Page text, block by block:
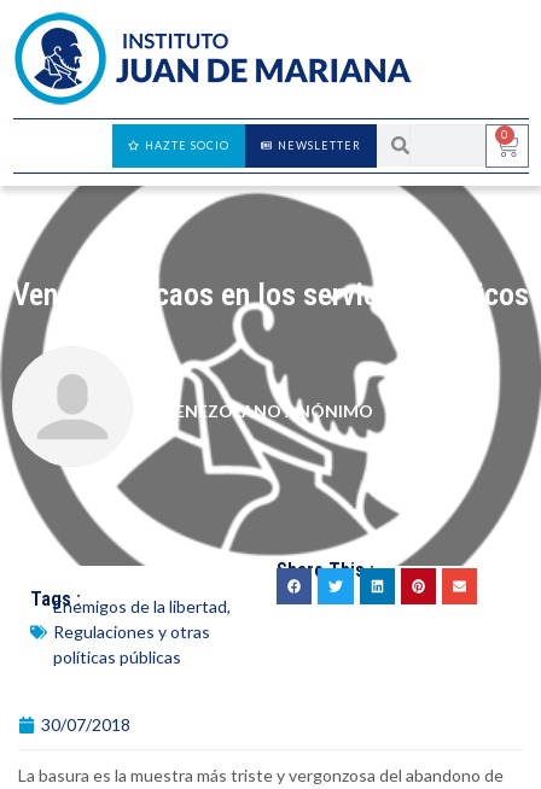
0
NEWSLETTER
HAZTE SOCIO
Venezuela: caos en los servicios públicos
VENEZOLANO ANÓNIMO
Tags :Enemigos de la libertad,
Regulaciones y otras
políticas públicas
Share This :
30/07/2018
La basura es la muestra más triste y vergonzosa del abandono de